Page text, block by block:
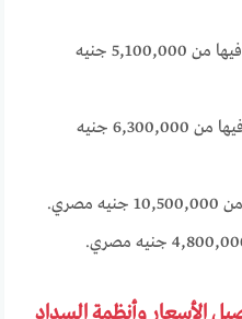
شقق من غرفتين: تبدأ الأسعار فيها من 5,100,000 جنيه
شقق من 3 غرف: تبدأ الأسعار فيها من 6,300,000 جنيه
الأسعار وأنظمة السداد